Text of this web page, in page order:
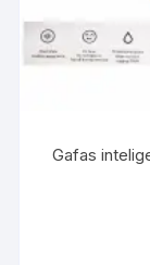
Gafas